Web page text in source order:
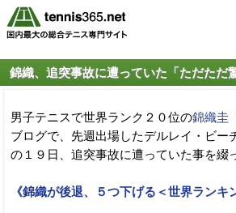
錦織、追突事故に遭っていた「ただただ
男子テニスで世界ランク２０位の錦織圭
ブログで、先週出場したデルレイ・ビー
の１９日、追突事故に遭っていた事を綴
《錦織が後退、５つ下げる＜世界ランキ